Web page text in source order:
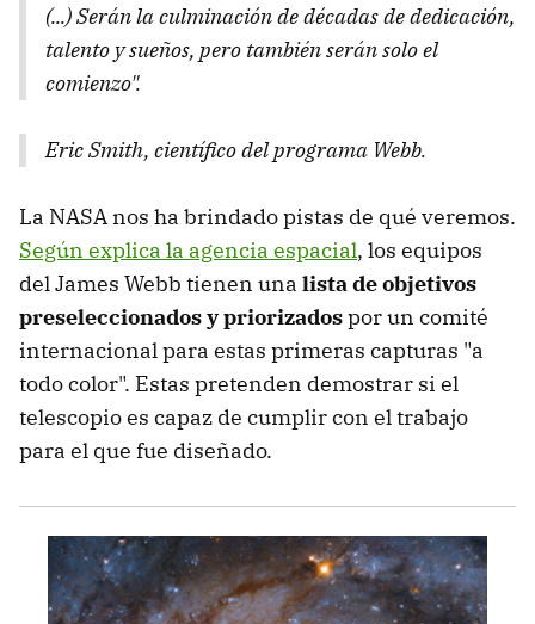
(...) Serán la culminación de décadas de dedicación,
talento y sueños, pero también serán solo el
comienzo".
Eric Smith, científico del programa Webb.
La NASA nos ha brindado pistas de qué veremos.
Según explica la agencia espacial, los equipos
del James Webb tienen una lista de objetivos
preseleccionadosy priorizadospor un comité
internacional para estas primeras capturas "a
todo color". Estas pretenden demostrar si el
telescopioes capaz de cumplir con el trabajo
para el que fue diseñado.